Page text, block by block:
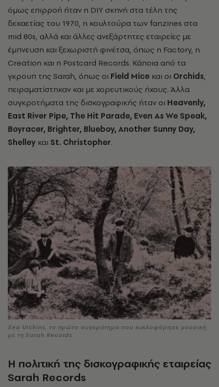
όμως επιρροή ήταν η DIY σκηνή στα τέλη της
δεκαετίας του 1970, η κουλτούρα των fanzines στα
mid 80s, αλλά και άλλες ανεξάρτητες εταιρείες με
έμπνευση και ξεχωριστή φινέτσα, όπως η Factory, η
Creation και η Postcard Records. Κάποια από τα
γκρουπ της Sarah, όπως οι Field Mice και οι Orchids,
πειραματίστηκαν και με χορευτικούς ήχους. Άλλα
συγκροτήματα της δισκογραφικής ήταν οι Heavenly,
East River Pipe, The Hit Parade, Even As We Speak,
Boyracer, Brighter, Blueboy, Another Sunny Day,
Shelley και St. Christopher.
Sea Urchins, το πρώτο συγκρότημα που κυκλοφόρησε μουσική
με τη Sarah Records
Η πολιτική της δισκογραφικής εταιρείας
Sarah Records